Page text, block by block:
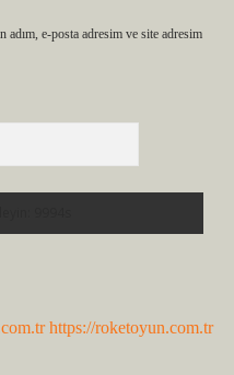
adım, e-posta adresim ve site adresim
https://roketoyun.com.tr